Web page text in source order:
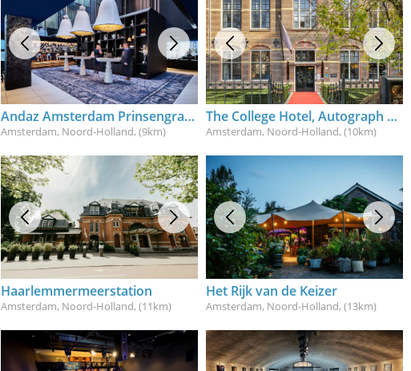
Andaz Amsterdam Prinsengracht
Amsterdam, Noord-Holland, (9km)
The College Hotel, Autograph Collection
Amsterdam, Noord-Holland, (10km)
Haarlemmermeerstation
Amsterdam, Noord-Holland, (11km)
Het Rijk van de Keizer
Amsterdam, Noord-Holland, (13km)